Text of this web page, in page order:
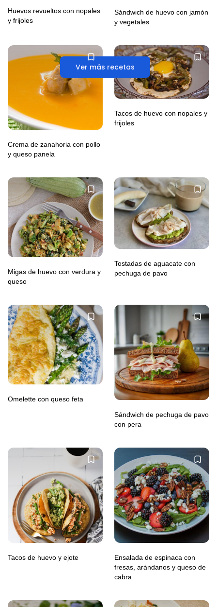
Ver más recetas
Huevos revueltos con nopales
y frijoles
Sándwich de huevo con jamón
y vegetales
Crema de zanahoria con pollo
y queso panela
Tacos de huevo con nopales y
frijoles
Migas de huevo con verdura y
queso
Tostadas de aguacate con
pechuga de pavo
Omelette con queso feta
Sándwich de pechuga de pavo
con pera
Tacos de huevo y ejote
Ensalada de espinaca con
fresas, arándanos y queso de
cabra